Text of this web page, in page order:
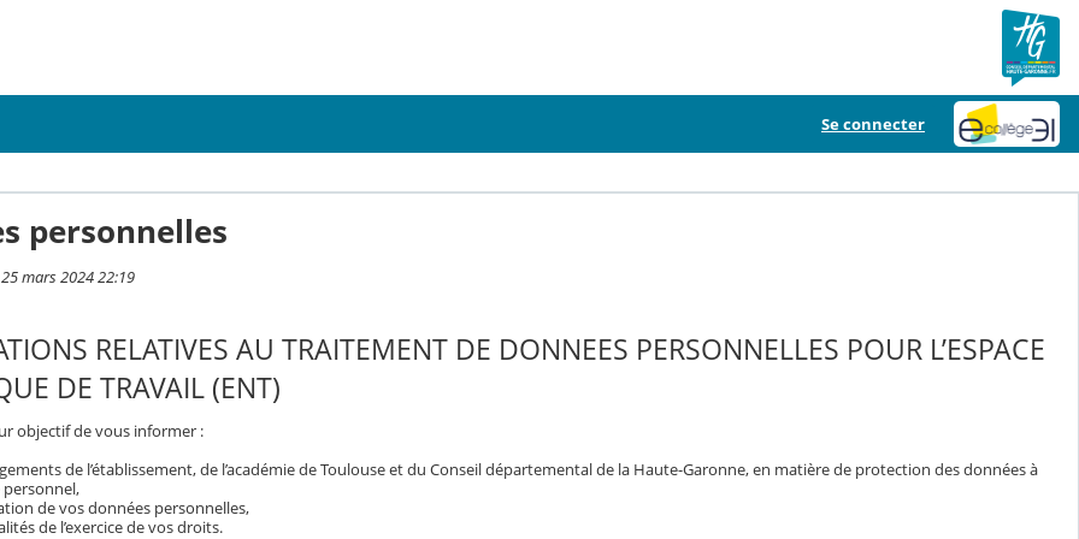
Se connecter
personnelles
mars 2024 22:19
RELATIVES AU TRAITEMENT DE DONNEES PERSONNELLES POUR L’ESPACE
DE TRAVAIL (ENT)
objectif de vous informer :
de l’établissement, de l’académie de Toulouse et du Conseil départemental de la Haute-Garonne, en matière de protection des données à
de vos données personnelles,
de l’exercice de vos droits.